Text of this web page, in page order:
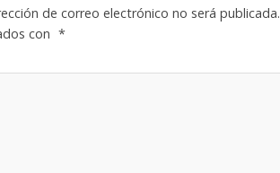
de correo electrónico no será publicada.
con *